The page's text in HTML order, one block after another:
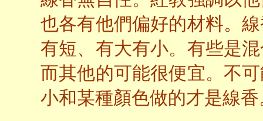
也各有他們偏好的材料。
有短、有大有小。有些是
而其他的可能很便宜。不
小和某種顏色做的才是線香